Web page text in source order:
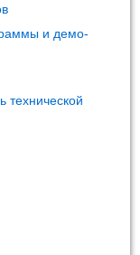
и демо-
технической